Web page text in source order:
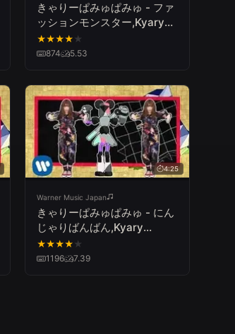
きゃりーぱみゅぱみゅ - ファ
ッションモンスター,Kyary
Pamyu Pamyu Fashion
Monster
★★★★ ★
874
5.53
4:25
Warner Music Japan
きゃりーぱみゅぱみゅ - にん
じゃりばんばん,Kyary
Pamyu Pamyu - Ninja Re
Bang Bang
★★★★ ★
1196
7.39